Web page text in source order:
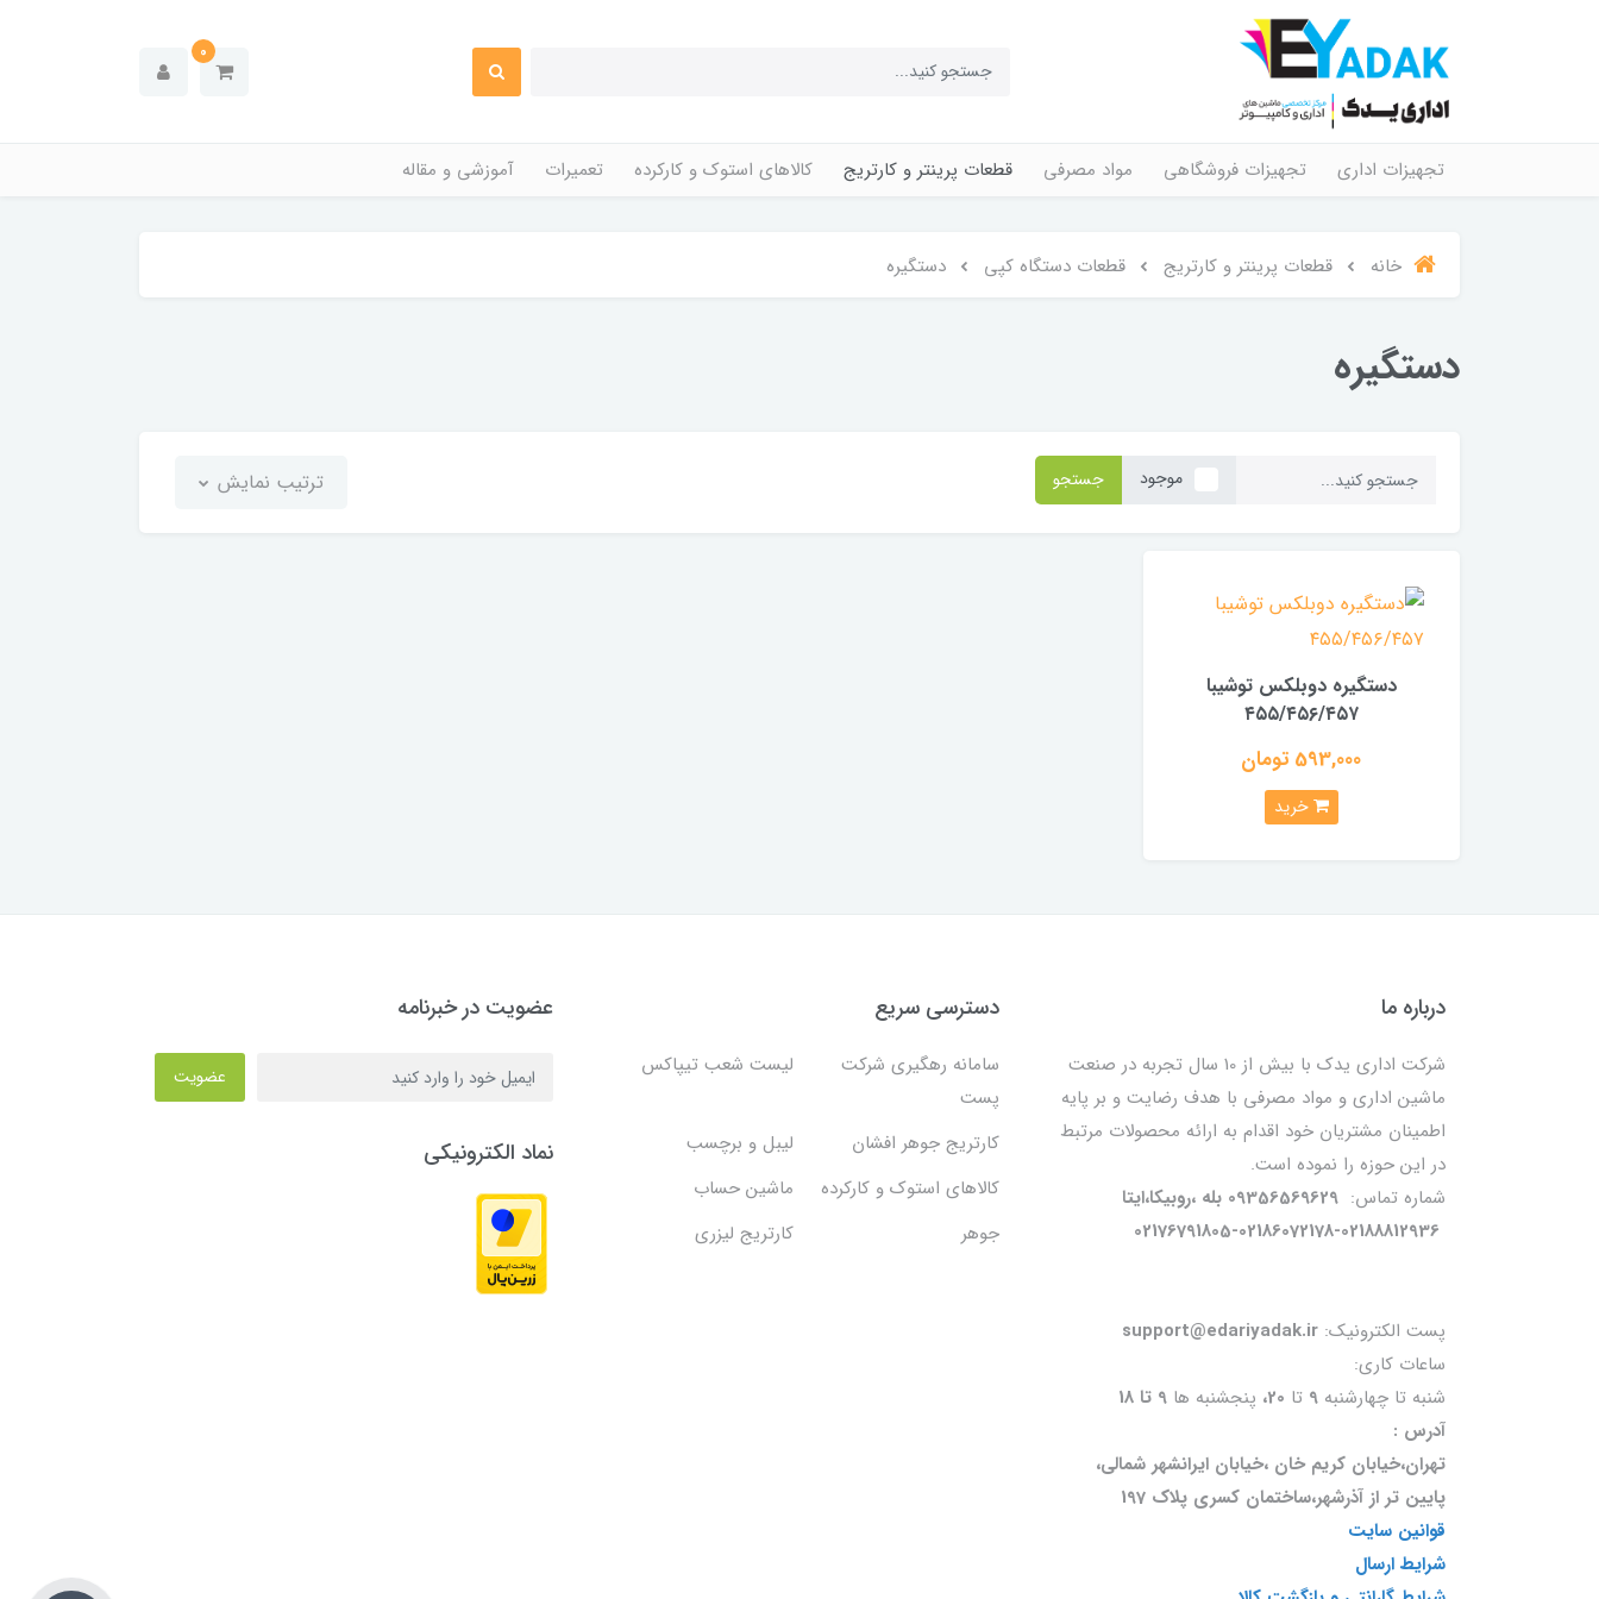
0
تجهیزات اداری تجهیزات فروشگاهی مواد مصرفی قطعات پرینتر و کارتریج کالاهای استوک و کارکرده تعمیرات آموزشی و مقاله
خانه قطعات پرینتر و کارتریج قطعات دستگاه کپی دستگیره
دستگیره
موجود جستجو ترتیب نمایش
دستگیره دوبلکس توشیبا
۴۵۵/۴۵۶/۴۵۷
593,000 تومان
خرید
درباره ما
شرکت اداری یدک با بیش از 10 سال تجربه در صنعت
ماشین اداری و مواد مصرفی با هدف رضایت و بر پایه
اطمینان مشتریان خود اقدام به ارائه محصولات مرتبط
در این حوزه را نموده است.
شماره تماس:09356569629 بله ،روبیکا،ایتا
02176791805-02186072178-02188812936
پست الکترونیک: support@edariyadak.ir
ساعات کاری:
شنبه تا چهارشنبه9 تا 20، پنجشنبه ها 9 تا 18
آدرس :
تهران،خیابان کریم خان ،خیابان ایرانشهر شمالی،
پایین تر از آذرشهر،ساختمان کسری پلاک 197
قوانین سایت
شرایط ارسال
دسترسی سریع
سامانه رهگیری شرکت
پست
لیست شعب تیپاکس
کارتریج جوهر افشان
لیبل و برچسب
کالاهای استوک و کارکرده
ماشین حساب
جوهر
کارتریج لیزری
عضویت در خبرنامه
عضویت
نماد الکترونیکی